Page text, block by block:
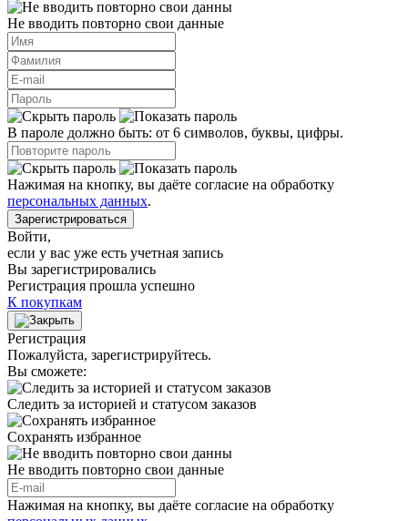
Не вводить повторно свои данные
В пароле должно быть: от 6 символов, буквы, цифры.
Нажимая на кнопку, вы даёте согласие на обработку
персональных данных.
Зарегистрироваться
Войти,
если у вас уже есть учетная запись
Вы зарегистрировались
Регистрация прошла успешно
К покупкам
Регистрация
Пожалуйста, зарегистрируйтесь.
Вы сможете:
Следить за историей и статусом заказов
Сохранять избранное
Не вводить повторно свои данные
Нажимая на кнопку, вы даёте согласие на обработку